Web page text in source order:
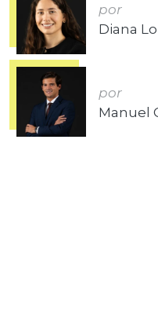
por
Diana
por
Manuel